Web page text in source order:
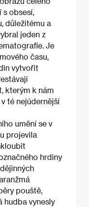
s obsesí,
důležitému a
jeden z
Je
času,
vytvořit
kterým k nám
té nejúdernější
umění se v
projevila
hrdiny
pouště,
hudba vynesly